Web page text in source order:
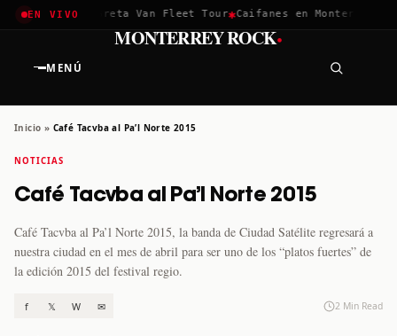
EN VIVO
2026✱ Greta Van Fleet Tour✱ Caifanes en Monterrey ·
MENÚ
MONTERREY ROCK·
Inicio » Café Tacvba al Pa’l Norte 2015
NOTICIAS
Café Tacvba al Pa’l Norte 2015
Café Tacvba al Pa’l Norte 2015, la banda de Ciudad Satélite regresará a
nuestra ciudad en el mes de abril para ser uno de los “platos fuertes” de
la edición 2015 del festival regio.
f 𝕏 W ✉ 2 Min Read